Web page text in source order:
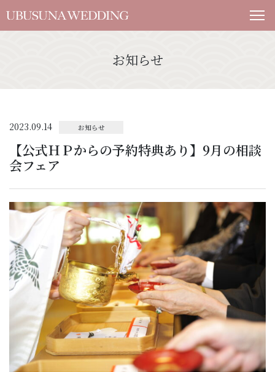
お知らせ
2023.09.14 お知らせ
【公式ＨＰからの予約特典あり】9月の相談
会フェア